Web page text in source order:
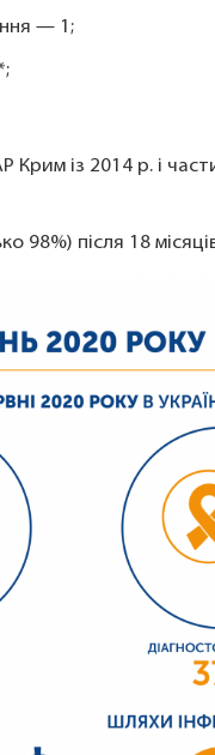
— 1;
Крим із 2014 р. і
98%) після 18